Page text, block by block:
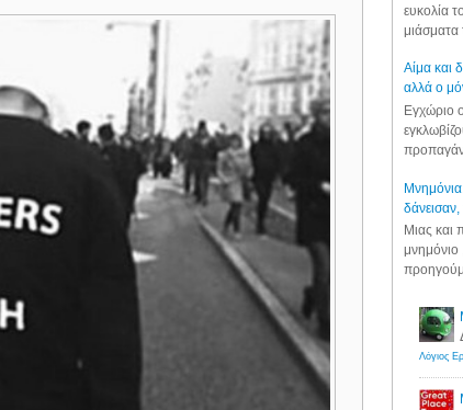
ευκολία
μιάσματα
Αίμα και
αλλά ο
Εγχώριο
Μιας και
μνημόνιο